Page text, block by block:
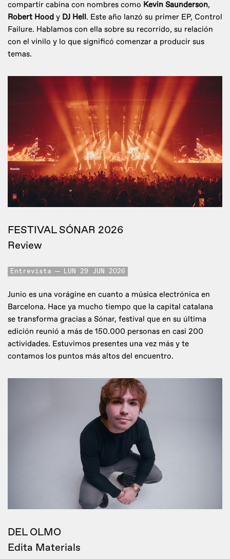
compartir cabina con nombres como Kevin Saunderson,
Robert Hood y DJ Hell. Este año lanzó su primer EP, Control
Failure. Hablamos con ella sobre su recorrido, su relación
con el vinilo y lo que significó comenzar a producir sus
temas.
FESTIVAL SÓNAR 2026
Review
Entrevista LUN 29 JUN 2026
Junio es una vorágine en cuanto a música electrónica en
Barcelona. Hace ya mucho tiempo que la capital catalana
se transforma gracias a Sónar, festival que en su última
edición reunió a más de 150.000 personas en casi 200
actividades. Estuvimos presentes una vez más y te
contamos los puntos más altos del encuentro.
DEL OLMO
Edita Materials